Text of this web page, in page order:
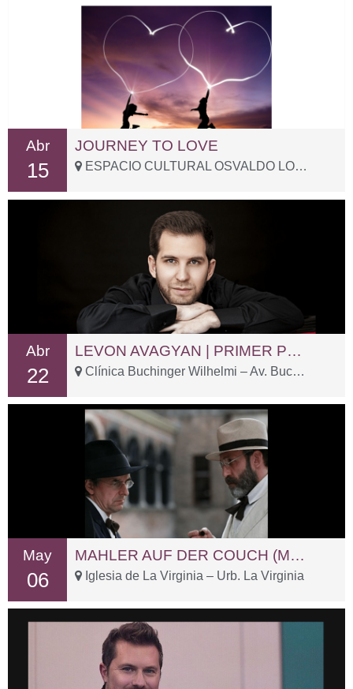
Abr
15
JOURNEY TO LOVE
ESPACIO CULTURAL OSVALDO LOBALZO, Sotogrande – Pje. San Lorenzo, s/n
Abr
22
LEVON AVAGYAN | PRIMER PREMIO «MARÍA CANALS»
Clínica Buchinger Wilhelmi – Av. Buchinger, 15
May
06
MAHLER AUF DER COUCH (MAHLER EN EL DIVÁN)
Iglesia de La Virginia – Urb. La Virginia